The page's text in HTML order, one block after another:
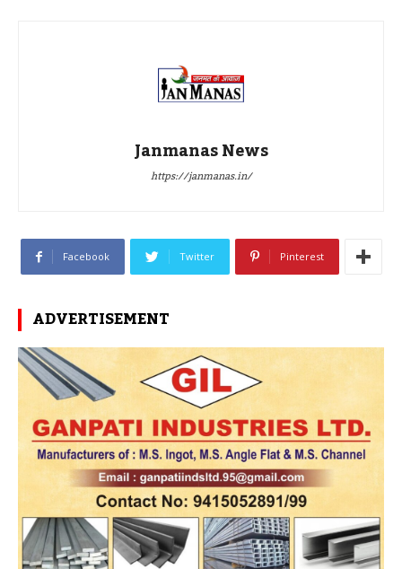
Janmanas News
https://janmanas.in/
Facebook Twitter Pinterest
ADVERTISEMENT